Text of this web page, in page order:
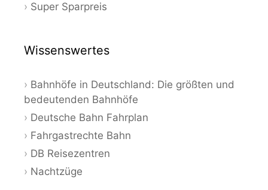
Super Sparpreis
Wissenswertes
Bahnhöfe in Deutschland: Die größten und
bedeutenden Bahnhöfe
Deutsche Bahn Fahrplan
Fahrgastrechte Bahn
DB Reisezentren
Nachtzüge